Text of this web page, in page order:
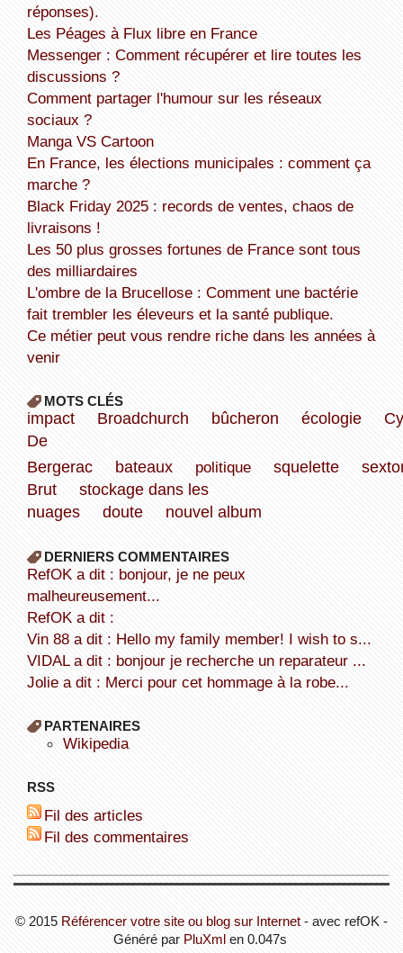
réponses).
Les Péages à Flux libre en France
Messenger : Comment récupérer et lire toutes les
discussions ?
Comment partager l'humour sur les réseaux
sociaux ?
Manga VS Cartoon
En France, les élections municipales : comment ça
marche ?
Black Friday 2025 : records de ventes, chaos de
livraisons !
Les 50 plus grosses fortunes de France sont tous
des milliardaires
L'ombre de la Brucellose : Comment une bactérie
fait trembler les éleveurs et la santé publique.
Ce métier peut vous rendre riche dans les années à
venir
MOTS CLÉS
impact Broadchurch bûcheron écologie
De
Bergerac
bateaux politique squelette
Brut
stockage dans les
nuages
doute nouvel album
DERNIERS COMMENTAIRES
refOK a dit : bonjour, je ne peux
malheureusement...
refOK a dit :
Vin 88 a dit : Hello my family member! I wish to s...
VIDAL a dit : bonjour je recherche un reparateur ...
Jolie a dit : Merci pour cet hommage à la robe...
PARTENAIRES
wikipedia
RSS
Fil des articles
Fil des commentaires
© 2015 Référencer votre site ou blog sur Internet - avec refOK -
Généré par PluXmlen 0.047s